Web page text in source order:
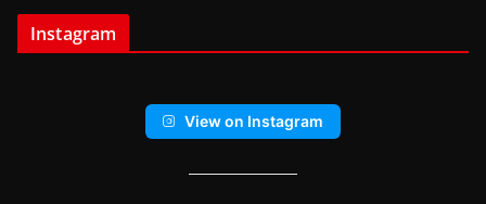
Instagram
View on Instagram